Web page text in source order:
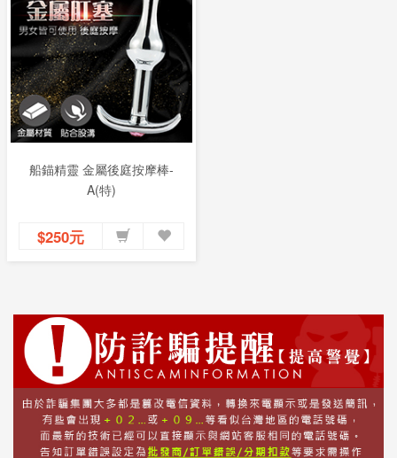
船錨精靈 金屬後庭按摩棒-
A(特)
$250元